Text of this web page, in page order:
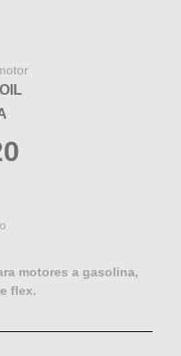
motores a gasolina,
flex.